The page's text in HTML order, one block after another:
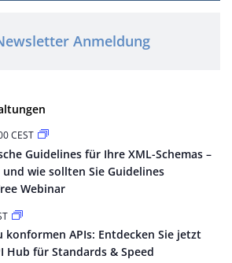
Anmeldung
CEST
Guidelines für Ihre XML-Schemas –
wie sollten Sie Guidelines
Webinar
konformen APIs: Entdecken Sie jetzt
Hub für Standards & Speed